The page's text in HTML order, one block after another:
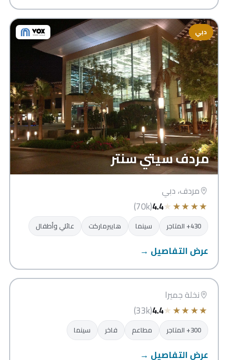
دبي
مردف سيتي سنتر
مردف، دبي
★
★
★
★
★
4.4
(70k)
430+ المتاجر سينما هايبرماركت عائلي وأطفال
عرض التفاصيل →
دبي
نخيل مول
نخلة جميرا
★
★
★
★
★
4.4
(33k)
300+ المتاجر مطاعم فاخر سينما
عرض التفاصيل →